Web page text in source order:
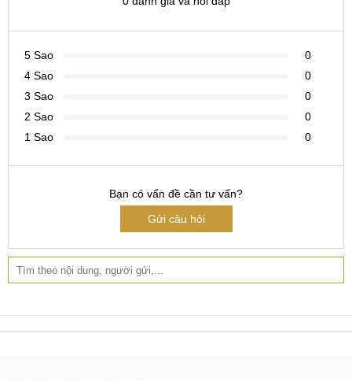
lên lịch hẹn vào một hôm khác. Hãy đến MobileCity để có
những trải nghiệm dịch vụ tốt nhất. MobileCity hân hạnh
được đón tiếp và phục vụ quý khách!
Hệ thống sửa chữa
điện thoại di động
037.437.9999
398 Cầu Giấy, Q. Cầu Giấy
Hotline:096.2222.398
Hotline:0338.424242
5 Sao
0
4 Sao
0
3 Sao
0
2 Sao
0
1 Sao
0
Bạn có vấn đề cần tư vấn?
Gửi câu hỏi